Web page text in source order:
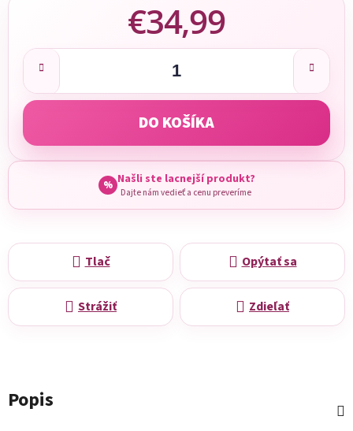
€34,99
Jednotková cena:
DO KOŠÍKA
% Našli ste lacnejší produkt?
Dajte nám vedieť a cenu preveríme
Tlač Opýtať sa
Strážiť Zdieľať
Popis